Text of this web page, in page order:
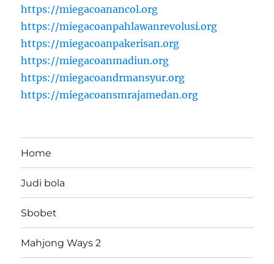
https://miegacoanancol.org
https://miegacoanpahlawanrevolusi.org
https://miegacoanpakerisan.org
https://miegacoanmadiun.org
https://miegacoandrmansyur.org
https://miegacoansmrajamedan.org
Home
Judi bola
Sbobet
Mahjong Ways 2